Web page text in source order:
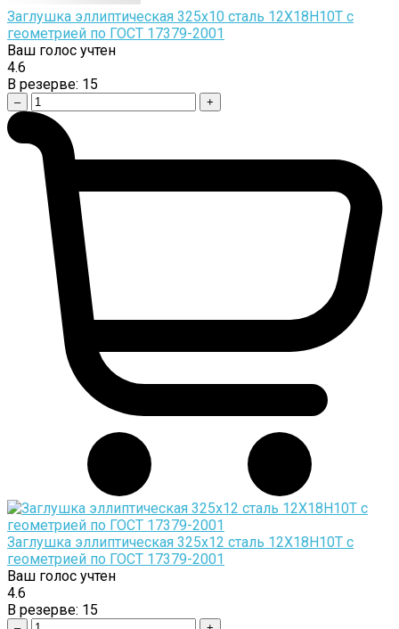
Заглушка эллиптическая 325х10 сталь 12Х18Н10Т с
геометрией по ГОСТ 17379-2001
Ваш голос учтен
4.6
В резерве: 15
– +
Заглушка эллиптическая 325х12 сталь 12Х18Н10Т с
геометрией по ГОСТ 17379-2001
Ваш голос учтен
4.6
В резерве: 15